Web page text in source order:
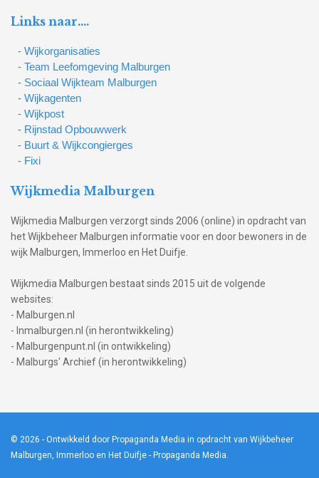
Links naar….
- Wijkorganisaties
- Team Leefomgeving Malburgen
- Sociaal Wijkteam Malburgen
- Wijkagenten
- Wijkpost
- Rijnstad Opbouwwerk
- Buurt & Wijkcongierges
- Fixi
Wijkmedia Malburgen
Wijkmedia Malburgen verzorgt sinds 2006 (online) in opdracht van
het Wijkbeheer Malburgen informatie voor en door bewoners in de
wijk Malburgen, Immerloo en Het Duifje.
Wijkmedia Malburgen bestaat sinds 2015 uit de volgende
websites:
- Malburgen.nl
- Inmalburgen.nl (in herontwikkeling)
- Malburgenpunt.nl (in ontwikkeling)
- Malburgs' Archief (in herontwikkeling)
© 2026 - Ontwikkeld door Propaganda Media in opdracht van Wijkbeheer
Malburgen, Immerloo en Het Duifje - Propaganda Media.